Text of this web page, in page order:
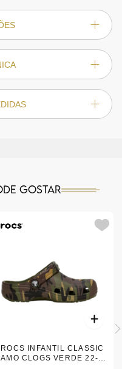
gostar
INFANTIL CLASSIC
CLOGS VERDE 22-28